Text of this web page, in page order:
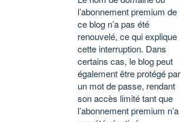
l’abonnement premium de
ce blog n’a pas été
renouvelé, ce qui explique
cette interruption. Dans
certains cas, le blog peut
également être protégé par
un mot de passe, rendant
son accès limité tant que
l’abonnement premium n’a